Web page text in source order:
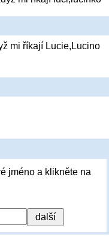
mi říkají Lucie,Lucino
jméno a klikněte na